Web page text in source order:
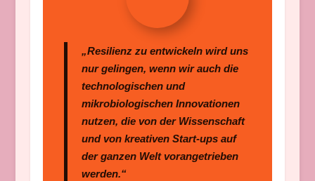
„Resilienz zu entwickeln wird uns
nur gelingen, wenn wir auch die
technologischen und
mikrobiologischen Innovationen
nutzen, die von der Wissenschaft
und von kreativen Start-ups auf
der ganzen Welt vorangetrieben
werden.“